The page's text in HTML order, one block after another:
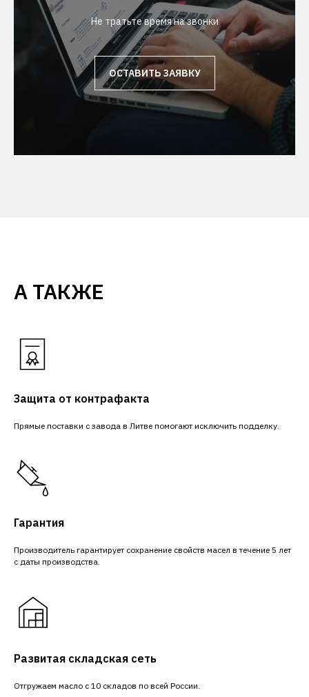
Не тратьте время на звонки
ОСТАВИТЬ ЗАЯВКУ
А ТАКЖЕ
Защита от контрафакта
Прямые поставки с завода в Литве помогают исключить подделку.
Гарантия
Производитель гарантирует сохранение свойств масел в течение 5 лет
с даты производства.
Развитая складская сеть
Отгружаем масло с 10 складов по всей России.